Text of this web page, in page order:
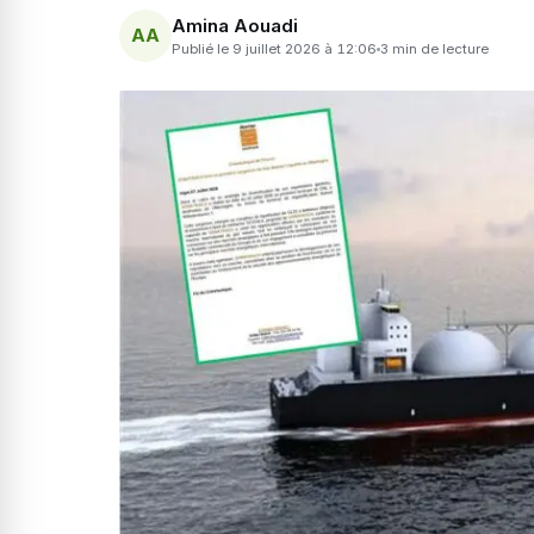
AA Amina Aouadi
Publié le 9 juillet 2026 à 12:06 3 min de lecture